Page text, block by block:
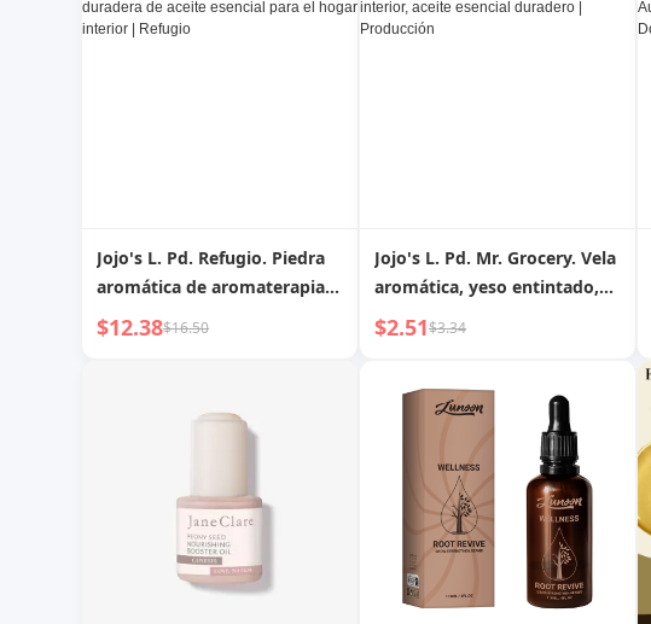
Jojo's L. Pd. Refugio. Piedra
aromática de aromaterapia,
elegante dispersión duradera
$12.38$16.50
Jojo's L. Pd. Mr. Grocery. Vela
aromática, yeso entintado,
taza de yeso, interior, aceite
$2.51$3.34